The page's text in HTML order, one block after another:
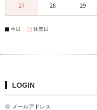
27 28 29
今日 休業日
LOGIN
メールアドレス